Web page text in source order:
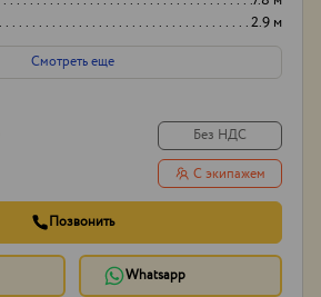
2.9 м
Смотреть еще
Без НДС
С экипажем
Позвонить
Whatsapp